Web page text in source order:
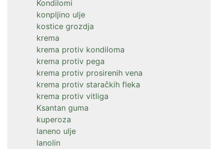
Kondilomi
konpljino ulje
kostice grozdja
krema
krema protiv kondiloma
krema protiv pega
krema protiv prosirenih vena
krema protiv staračkih fleka
krema protiv vitliga
Ksantan guma
kuperoza
laneno ulje
lanolin